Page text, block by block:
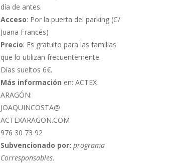
día de antes.
Acceso: Por la puerta del parking (C/
Juana Francés)
Precio: Es gratuito para las familias
que lo utilizan frecuentemente.
Días sueltos 6€.
Más información en: ACTEX
ARAGÓN:
JOAQUINCOSTA@
ACTEXARAGON.COM
976 30 73 92
Subvencionado por: programa
Corresponsables.